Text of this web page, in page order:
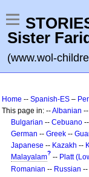
Sister
(www.wol-
Home -- Spanish-ES –
This page in: --Albanian --
Bulgarian -- Cebuano --
German -- Greek --
Japanese -- Kazakh --
Malayalam? -- Platt
Romanian -- Russian --